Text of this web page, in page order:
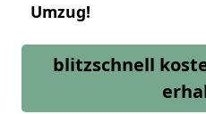
Umzug!
blitzschnell